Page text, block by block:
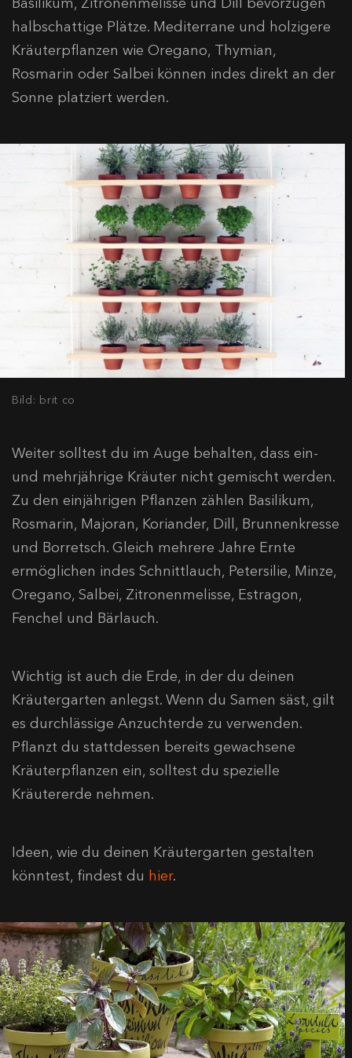
halbschattige Plätze. Mediterrane und holzigere
Kräuterpflanzen wie Oregano, Thymian,
Rosmarin oder Salbei können indes direkt an der
Sonne platziert werden.
Bild: brit co
Weiter solltest du im Auge behalten, dass ein-
und mehrjährige Kräuter nicht gemischt werden.
Zu den einjährigen Pflanzen zählen Basilikum,
Rosmarin, Majoran, Koriander, Dill, Brunnenkresse
und Borretsch. Gleich mehrere Jahre Ernte
ermöglichen indes Schnittlauch, Petersilie, Minze,
Oregano, Salbei, Zitronenmelisse, Estragon,
Fenchel und Bärlauch.
Wichtig ist auch die Erde, in der du deinen
Kräutergarten anlegst. Wenn du Samen säst, gilt
es durchlässige Anzuchterde zu verwenden.
Pflanzt du stattdessen bereits gewachsene
Kräuterpflanzen ein, solltest du spezielle
Kräutererde nehmen.
Ideen, wie du deinen Kräutergarten gestalten
könntest, findest du hier.